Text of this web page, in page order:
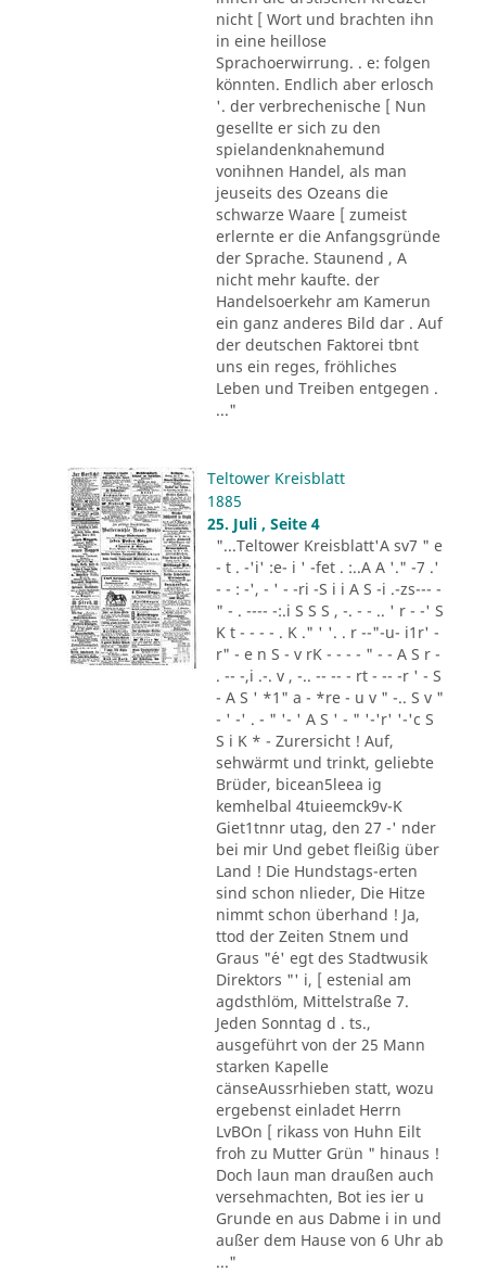
nicht [ Wort und brachten ihn
in eine heillose
Sprachoerwirrung. . e: folgen
könnten. Endlich aber erlosch
'. der verbrechenische [ Nun
gesellte er sich zu den
spielandenknahemund
vonihnen Handel, als man
jeuseits des Ozeans die
schwarze Waare [ zumeist
erlernte er die Anfangsgründe
der Sprache. Staunend , A
nicht mehr kaufte. der
Handelsoerkehr am Kamerun
ein ganz anderes Bild dar . Auf
der deutschen Faktorei tbnt
uns ein reges, fröhliches
Leben und Treiben entgegen .
..."
Teltower Kreisblatt
1885
25. Juli , Seite 4
"...Teltower Kreisblatt'A sv7 " e
- t . -'i' :e- i ' -fet . :..A A '." -7 .'
- - : -', - ' - -ri -S i i A S -i .-zs--- -
" - . ---- -:.i S S S , -. - - .. ' r - -' S
K t - - - - . K ." ' '. . r --"-u- i1r' -
r" - e n S - v rK - - - - " - - A S r -
. -- -,i .-. v , -.. -- -- - rt - -- -r ' - S
- A S ' *1" a - *re - u v " -.. S v "
- ' -' . - " '- ' A S ' - " '-'r' '-'c S
S i K * - Zurersicht ! Auf,
sehwärmt und trinkt, geliebte
Brüder, bicean5leea ig
kemhelbal 4tuieemck9v-K
Giet1tnnr utag, den 27 -' nder
bei mir Und gebet fleißig über
Land ! Die Hundstags-erten
sind schon nlieder, Die Hitze
nimmt schon überhand ! Ja,
ttod der Zeiten Stnem und
Graus "´e' egt des Stadtwusik
Direktors "' i, [ estenial am
agdsthlöm, Mittelstraße 7.
Jeden Sonntag d . ts.,
ausgeführt von der 25 Mann
starken Kapelle
cänseAussrhieben statt, wozu
ergebenst einladet Herrn
LvBOn [ rikass von Huhn Eilt
froh zu Mutter Grün " hinaus !
Doch laun man draußen auch
versehmachten, Bot ies ier u
Grunde en aus Dabme i in und
außer dem Hause von 6 Uhr ab
..."